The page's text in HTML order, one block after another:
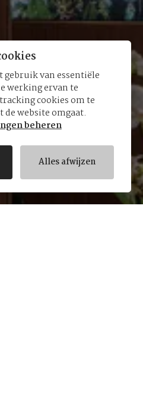
gebruik van essentiële
werking ervan te
cookies om te
website omgaat.
beheren
Alles afwijzen